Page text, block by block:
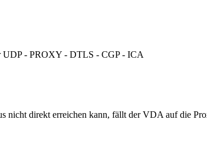
UDP - PROXY - DTLS - CGP - ICA
nicht direkt erreichen kann, fällt der VDA auf die